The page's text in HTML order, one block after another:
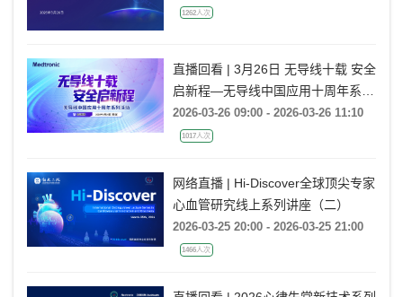
1262人次
直播回看 | 3月26日 无导线十载 安全
启新程—无导线中国应用十周年系列
活动
2026-03-26 09:00 - 2026-03-26 11:10
1017人次
网络直播 | Hi-Discover全球顶尖专家
心血管研究线上系列讲座（二）
2026-03-25 20:00 - 2026-03-25 21:00
1466人次